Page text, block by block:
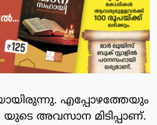
എപ്പോഴത്തേയും
അവസാന മിടിപ്പാണ്.